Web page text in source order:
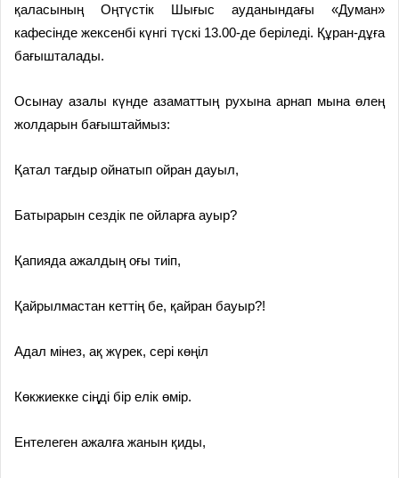
қаласының Оңтүстік Шығыс ауданындағы «Думан»
кафесінде жексенбі күнгі түскі 13.00-де беріледі. Құран-дұға
бағышталады.
Осынау азалы күнде азаматтың рухына арнап мына өлең
жолдарын бағыштаймыз:
Қатал тағдыр ойнатып ойран дауыл,
Батырарын сездік пе ойларға ауыр?
Қапияда ажалдың оғы тиіп,
Қайрылмастан кеттің бе, қайран бауыр?!
Адал мінез, ақ жүрек, сері көңіл
Көкжиекке сіңді бір елік өмір.
Ентелеген ажалға жанын қиды,